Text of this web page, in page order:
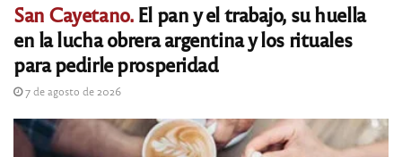
San Cayetano.El pan y el trabajo, su huella
en la lucha obrera argentina y los rituales
para pedirle prosperidad
7 de agosto de 2026